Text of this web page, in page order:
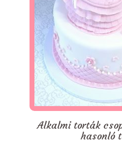
Alkalmi torták
hasonló